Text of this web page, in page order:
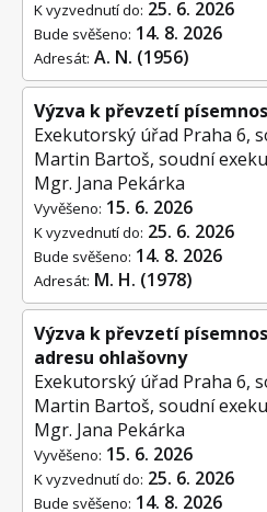
Adresát: A. N. (1956)
K vyzvednutí do: 25. 6. 2026
Bude svěšeno: 14. 8. 2026
Výzva k převzetí
Exekutorský úřad Praha 6,
Martin Bartoš, soudní
Mgr. Jana Pekárka
Vyvěšeno: 15. 6. 2026
Adresát: M. H. (1978)
K vyzvednutí do: 25. 6. 2026
Bude svěšeno: 14. 8. 2026
Výzva k převzetí
adresu ohlašovny
Exekutorský úřad Praha 6,
Martin Bartoš, soudní
Mgr. Jana Pekárka
Vyvěšeno: 15. 6. 2026
K vyzvednutí do: 25. 6. 2026
Bude svěšeno: 14. 8. 2026